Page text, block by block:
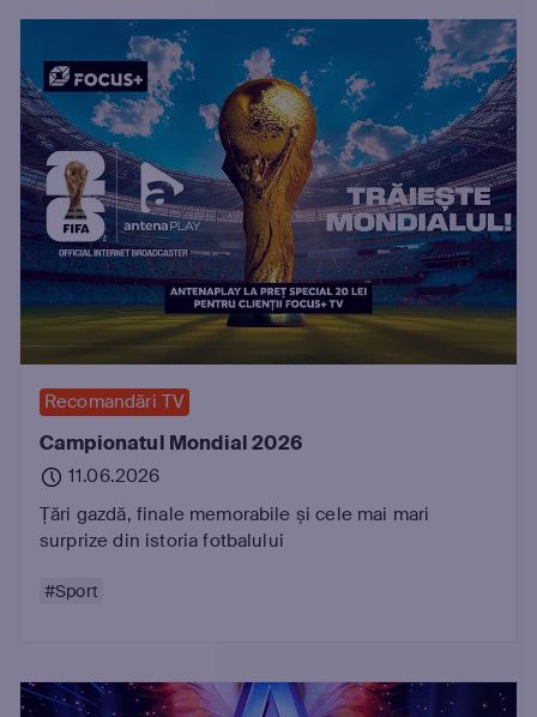
Recomandări TV
Campionatul Mondial 2026
11.06.2026
Țări gazdă, finale memorabile și cele mai mari
surprize din istoria fotbalului
#Sport